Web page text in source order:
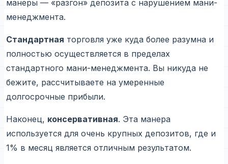
манеры — «разгон» депозита с нарушением мани-
менеджмента.
Стандартная торговля уже куда более разумна и
полностью осуществляется в пределах
стандартного мани-менеджмента. Вы никуда не
бежите, рассчитываете на умеренные
долгосрочные прибыли.
Наконец, консервативная. Эта манера
используется для очень крупных депозитов, где и
1% в месяц является отличным результатом.